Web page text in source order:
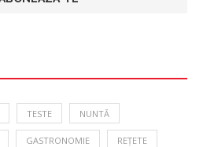
TESTE NUNTĂ
GASTRONOMIE REȚETE